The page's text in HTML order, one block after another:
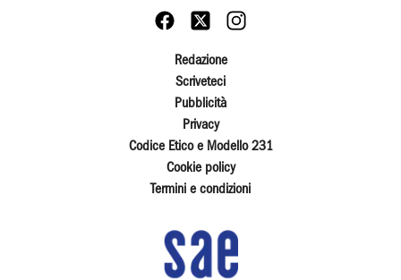
Redazione
Scriveteci
Pubblicità
Privacy
Codice Etico e Modello 231
Cookie policy
Termini e condizioni